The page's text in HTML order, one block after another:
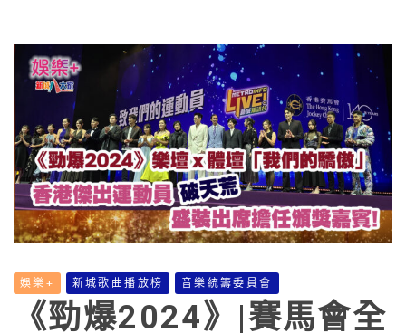
娛樂+ 新城歌曲播放榜 音樂統籌委員會
《勁爆2024》|賽馬會全